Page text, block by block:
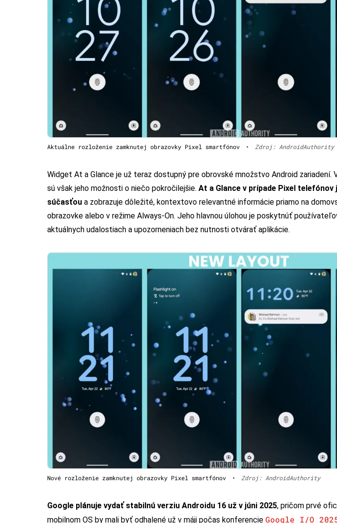
Aktuálne rozloženie zamknutej obrazovky Pixel smartfónov • Zdroj: AndroidAuthority
Widget At a Glance je už teraz dostupný pre obrovské množstvo Android
sú však jeho možnosti o niečo pokročilejšie. At a Glance v prípade Pixel
súčasťou a zobrazuje dôležité, kontextovo relevantné informácie priamo na
obrazovke alebo v režime Always-On. Jeho hlavnou úlohou je poskytnúť
aktuálnych udalostiach a upozorneniach bez nutnosti otvárať aplikácie.
Nové rozloženie zamknutej obrazovky Pixel smartfónov • Zdroj: AndroidAuthority
Google plánuje vydať stabilnú verziu Androidu 16 už v júni 2025, pričom prvé
mobilnom OS by mali byť odhalené už v máji počas konferencie Google I/O